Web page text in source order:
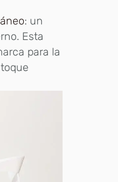
: un
Esta
para la